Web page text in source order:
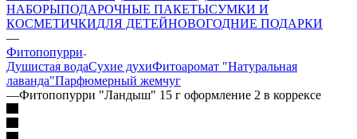
НАБОРЫПОДАРОЧНЫЕ ПАКЕТЫСУМКИ И
КОСМЕТИЧКИДЛЯ ДЕТЕЙНОВОГОДНИЕ ПОДАРКИ
—
Фитопопурри
Душистая водаСухие духиФитоаромат "Натуральная
лаванда"Парфюмерный жемчуг
—Фитопопурри "Ландыш" 15 г оформление 2 в коррексе